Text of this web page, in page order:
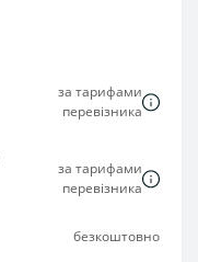
за тарифами
перевізника
за тарифами
перевізника
безкоштовно